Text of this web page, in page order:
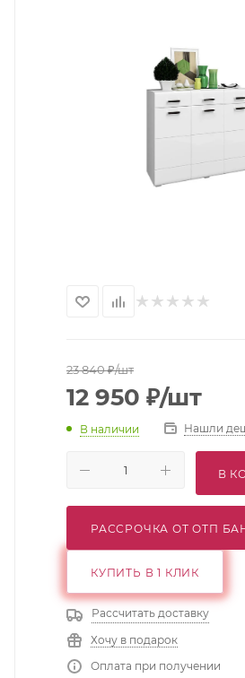
23 840₽/шт
12 950 ₽/шт
В наличии Нашли
В
РАССРОЧКА ОТ ОТП
КУПИТЬ В 1 КЛИК
Рассчитать доставку
Хочу в подарок
Оплата при получении